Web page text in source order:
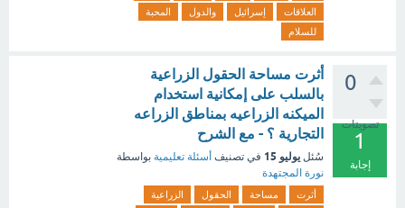
العلاقات
إسرائيل والدول
المحبة
للسلام
0
تصويتات
1
إجابة
أثرت مساحة الحقول الزراعية
بالسلب على إمكانية استخدام
الميكنه الزراعيه بمناطق الزراعه
التجارية ؟ - مع الشرح
سُئل يوليو 15 في تصنيف أسئلة تعليمية بواسطة
نورة المجتهدة
أثرت مساحة الحقول
الزراعية